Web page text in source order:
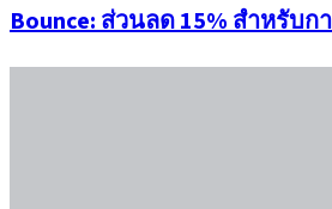
Bounce: ส่วนลด 15% สำหรับ